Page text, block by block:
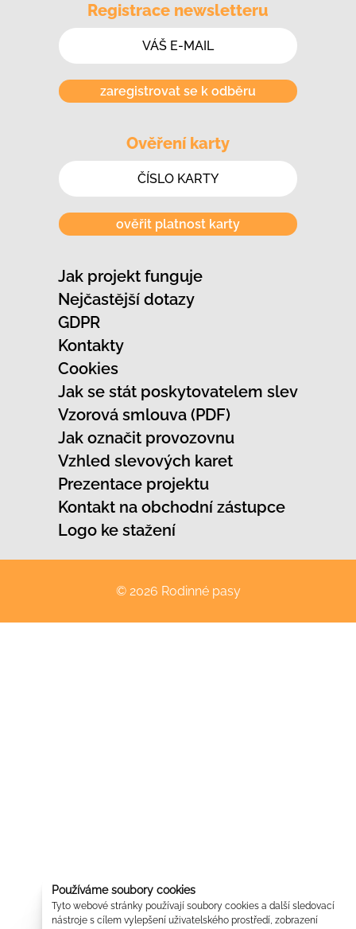
Používáme soubory cookies
Tyto webové stránky používají soubory cookies a další sledovací
nástroje s cílem vylepšení uživatelského prostředí, zobrazení
Jak projekt funguje
Nejčastější dotazy
GDPR
Kontakty
Cookies
Jak se stát poskytovatelem slev
Registrace newsletteru
zaregistrovat se k odběru
Ověření karty
ověřit platnost karty
Vzorová smlouva (PDF)
Jak označit provozovnu
Vzhled slevových karet
Prezentace projektu
Kontakt na obchodní zástupce
Logo ke stažení
© 2026 Rodinné pasy